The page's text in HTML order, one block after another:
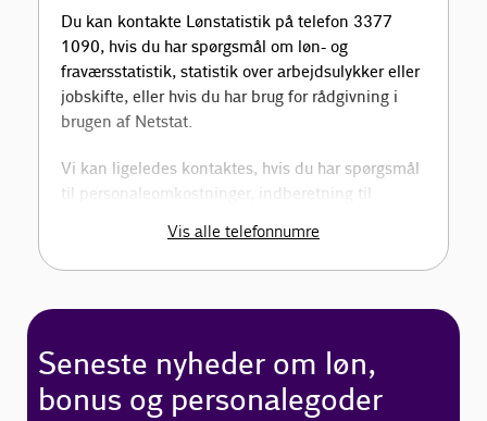
Du kan kontakte Lønstatistik på telefon 3377
1090, hvis du har spørgsmål om løn- og
fraværsstatistik, statistik over arbejdsulykker eller
jobskifte, eller hvis du har brug for rådgivning i
brugen af Netstat.
Vi kan ligeledes kontaktes, hvis du har spørgsmål
til personaleomkostninger, indberetning til
lønreguleringer.
Vis alle telefonnumre
Seneste nyheder om løn,
bonus og personalegoder